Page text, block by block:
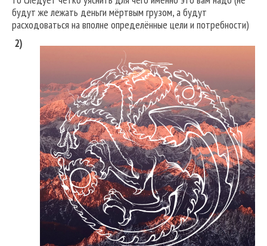
будут же лежать деньги мёртвым грузом, а будут
расходоваться на вполне определённые цели и потребности)
2)